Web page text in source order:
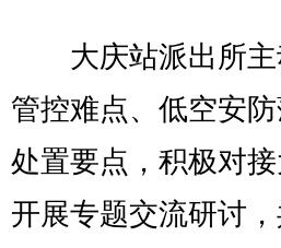
大庆站派出所主
管控难点、低空安
处置要点，积极对
开展专题交流研讨